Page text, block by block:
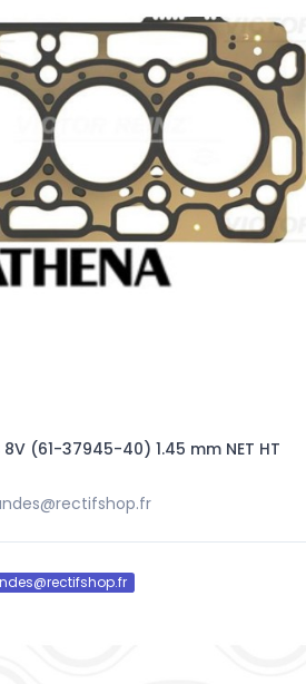
8V (61-37945-40) 1.45 mm NET HT